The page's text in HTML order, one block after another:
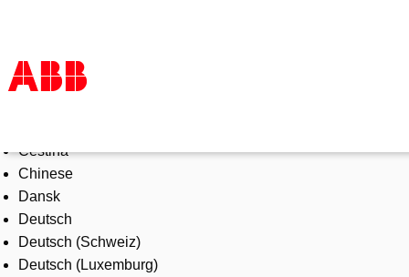
Products & Solutions
Industries
Services
About us
Where to buy
Contact us
Čeština
Chinese
Dansk
Deutsch
Deutsch (Schweiz)
Deutsch (Luxemburg)